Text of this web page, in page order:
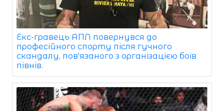
Екс-гравець АПЛ повернувся до
професійного спорту після гучного
скандалу, пов'язаного з організацією боїв
півнів.